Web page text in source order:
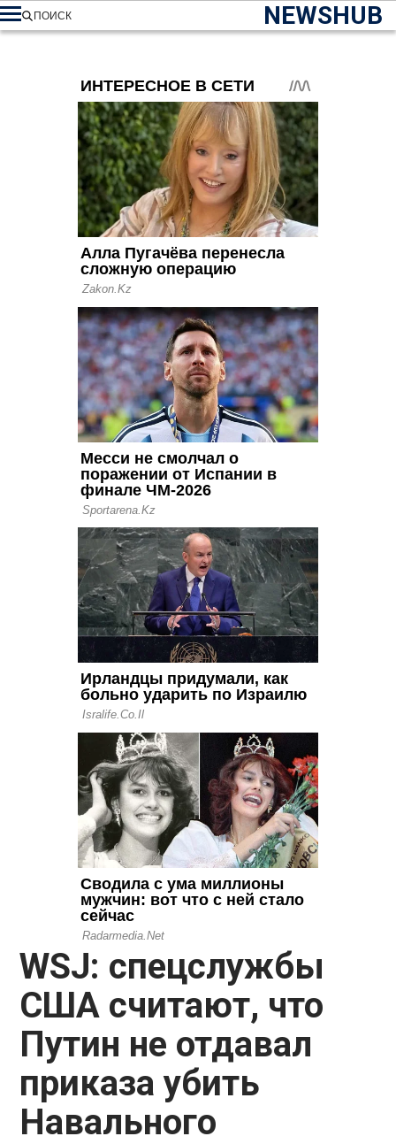
NEWSHUB
ПОИСК
WSJ: спецслужбы
США считают, что
Путин не отдавал
приказа убить
Навального